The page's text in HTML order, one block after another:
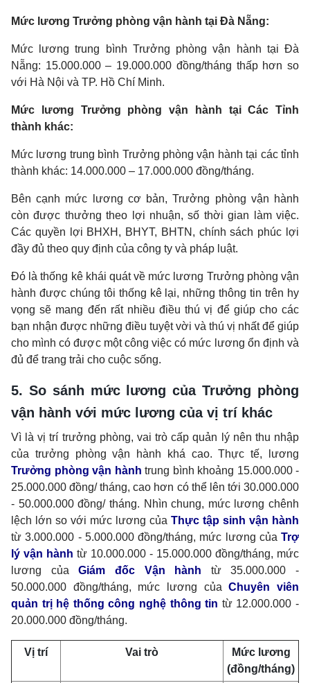
Mức lương Trưởng phòng vận hành tại Đà Nẵng:
Mức lương trung bình Trưởng phòng vận hành tại Đà
Nẵng: 15.000.000 – 19.000.000 đồng/tháng thấp hơn so
với Hà Nội và TP. Hồ Chí Minh.
Mức lương Trưởng phòng vận hành tại Các Tỉnh
thành khác:
Mức lương trung bình Trưởng phòng vận hành tại các tỉnh
thành khác: 14.000.000 – 17.000.000 đồng/tháng.
Bên cạnh mức lương cơ bản,Trưởng phòng vận hành
còn được thưởng theo lợi nhuận, số thời gian làm việc.
Các quyền lợi BHXH, BHYT, BHTN, chính sách phúc lợi
đầy đủ theo quy định của công ty và pháp luật.
Đó là thống kê khái quát về mức lương Trưởng phòng vận
hành được chúng tôi thống kê lại, những thông tin trên hy
vọng sẽ mang đến rất nhiều điều thú vị để giúp cho các
bạn nhận được những điều tuyệt vời và thú vị nhất để giúp
cho mình có được một công việc có mức lương ổn định và
đủ để trang trải cho cuộc sống.
5. So sánh mức lương của Trưởng phòng
vận hành với mức lương của vị trí khác
Vì là vị trí trưởng phòng, vai trò cấp quản lý nên thu nhập
của trưởng phòng vận hành khá cao. Thực tế, lương
Trưởng phòng vận hành trung bình khoảng 15.000.000 -
25.000.000 đồng/ tháng, cao hơn có thể lên tới 30.000.000
- 50.000.000 đồng/ tháng. Nhìn chung, mức lương chênh
lệch lớn so với mức lương của Thực tập sinh vận hành
từ 3.000.000 - 5.000.000 đồng/tháng, mức lương của Trợ
lý vận hành từ 10.000.000 - 15.000.000 đồng/tháng, mức
lương củaGiám đốc Vận hành từ 35.000.000 -
50.000.000 đồng/tháng, mức lương củaChuyên viên
quản trị hệ thống công nghệ thông tin từ 12.000.000 -
20.000.000 đồng/tháng.
Vị trí Vai trò
Mức lương
(đồng/tháng)